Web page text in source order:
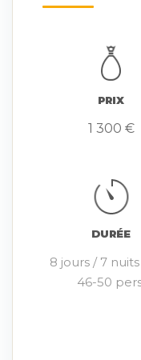
PRIX
1 300 €
DURÉE
8 jours / 7
46-50